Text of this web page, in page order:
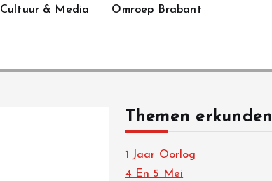
Cultuur & Media Omroep Brabant
Themen erkunden
1 Jaar Oorlog
4 En 5 Mei